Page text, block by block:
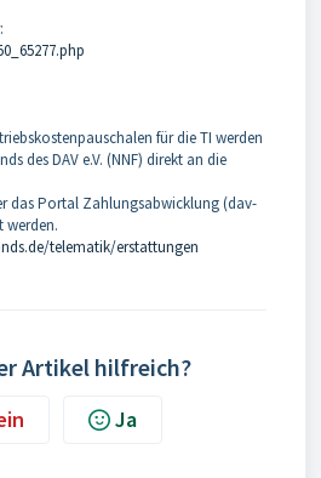
für die TI werden
des DAV e.V. (NNF) direkt an die
das Portal Zahlungsabwicklung (dav-
werden.
telematik/erstattungen
Artikel hilfreich?
Ja